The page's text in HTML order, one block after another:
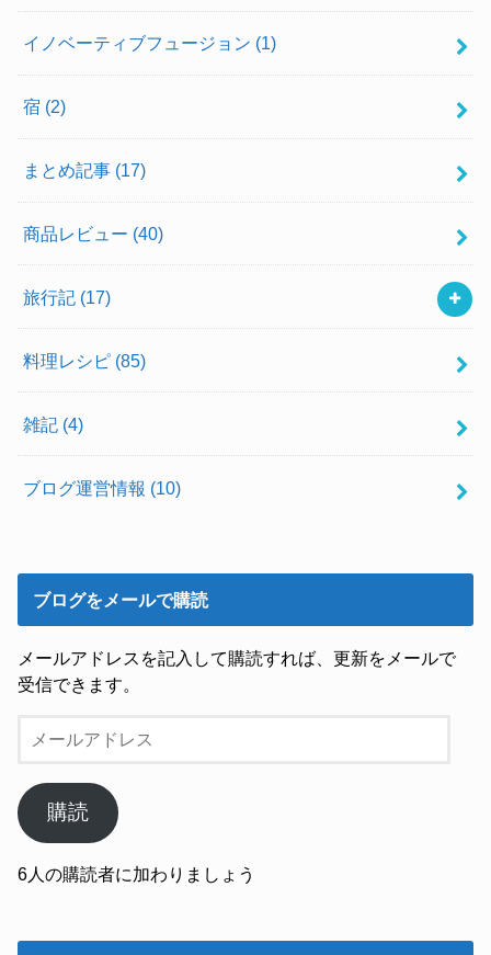
イノベーティブフュージョン (1)
宿 (2)
まとめ記事 (17)
商品レビュー (40)
旅行記 (17)
料理レシピ (85)
雑記 (4)
ブログ運営情報 (10)
ブログをメールで購読
メールアドレスを記入して購読すれば、更新をメールで
受信できます。
ア
ド
ス
購読
6人の購読者に加わりましょう